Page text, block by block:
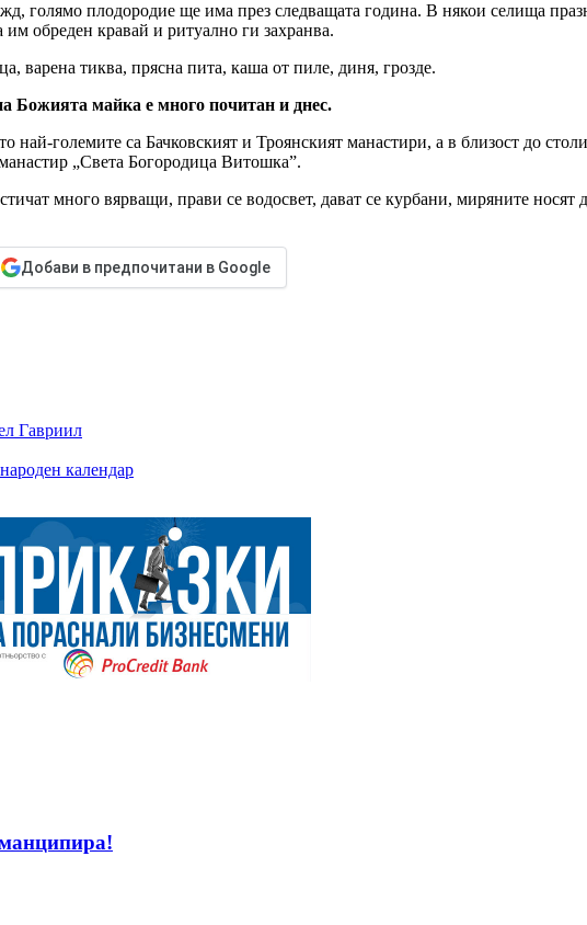
голямо плодородие ще има през следващата година. В някои селища
им обреден кравай и ритуално ги захранва.
варена тиква, прясна пита, каша от пиле, диня, грозде.
Божията майка е много почитан и днес.
големите са Бачковският и Троянският манастири, а в близост до
„Света Богородица Витошка”.
много вярващи, прави се водосвет, дават се курбани, миряните носят
Добави в предпочитани в Google
Гавриил
календар